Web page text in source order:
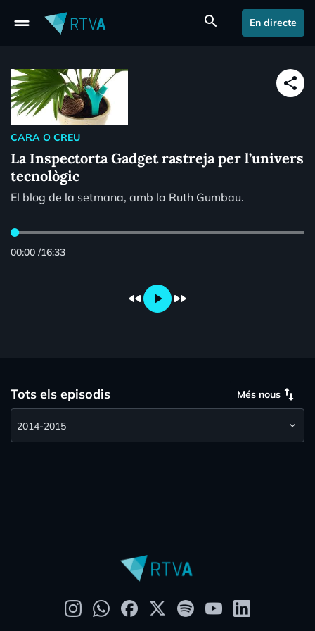
drag_handle search En directe
share
CARA O CREU
La Inspectorta Gadget rastreja per l’univers
tecnològic
El blog de la setmana, amb la Ruth Gumbau.
00:00 /16:33
fast_rewind play_arrow fast_forward
Tots els episodis Més nous swap_vert